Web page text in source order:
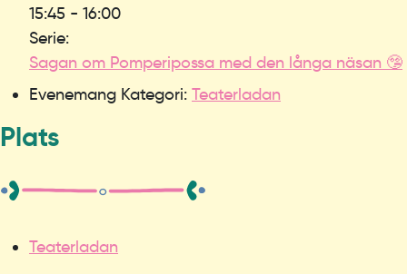
15:45 - 16:00
Serie:
Sagan om Pomperipossa med den långa näsan 🤥
Evenemang Kategori: Teaterladan
Plats
Teaterladan